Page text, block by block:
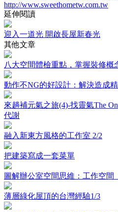
http://www.sweethometw.com.tw
延伸閱讀
迎入一道光 開啟長屋新春光
其他文章
八大空間體檢重點，掌握裝修概
動作不NG的好設計：解決造成
來趟補元氣之旅(4)-找靈氣The
代謝
融入新東方風格的工作室 2/2
把建築寫成一套菜單
圖解辦公室空間思維：工作空間
薄層綠化屋頂的台灣經驗1/3